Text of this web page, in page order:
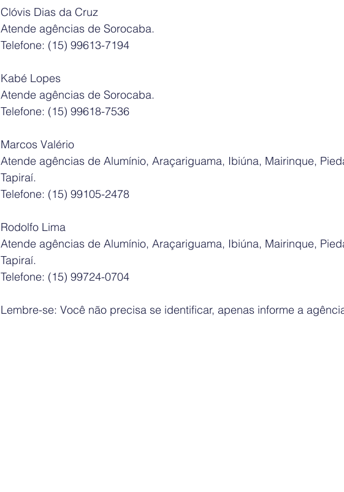
Clóvis Dias da Cruz
Atende agências de Sorocaba.
Telefone: (15) 99613-7194
Kabé Lopes
Atende agências de Sorocaba.
Telefone: (15) 99618-7536
Marcos Valério
Atende agências de Alumínio, Araçariguama, Ibiúna, Mairinque,
Tapiraí.
Telefone: (15) 99105-2478
Rodolfo Lima
Atende agências de Alumínio, Araçariguama, Ibiúna, Mairinque,
Tapiraí.
Telefone: (15) 99724-0704
Lembre-se: Você não precisa se identificar, apenas informe a